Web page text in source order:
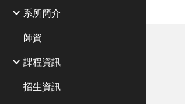
系所簡介
師資
課程資訊
招生資訊